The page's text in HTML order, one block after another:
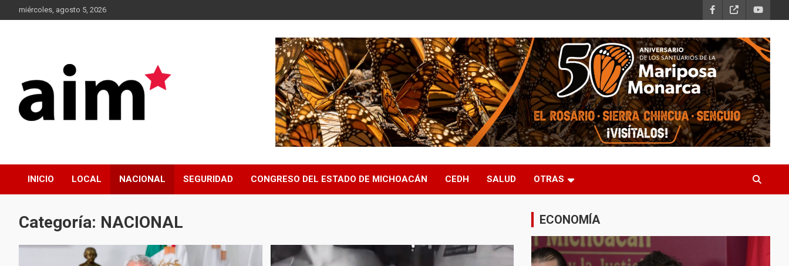
to
miércoles, agosto 5, 2026
INICIO LOCAL NACIONAL SEGURIDAD CONGRESO DEL ESTADO DE MICHOACÁN CEDH SALUD OTRAS
Categoría: NACIONAL ECONOMÍA